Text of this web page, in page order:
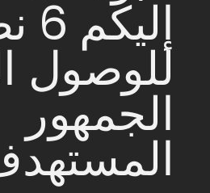
للوصول
الجمهور